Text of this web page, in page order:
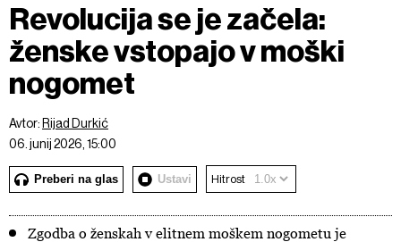
Revolucija se je začela:
ženske vstopajo v moški
nogomet
Avtor: Rijad Durkić
06. junij 2026, 15:00
Preberi na glas Ustavi Hitrost
Zgodba o ženskah v elitnem moškem nogometu je